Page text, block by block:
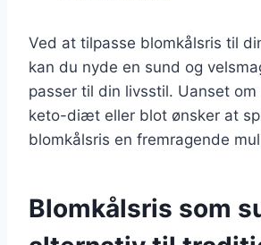
Ved at tilpasse blomkålsris til
kan du nyde en sund og
passer til din livsstil. Uanset om
keto-diæt eller blot ønsker at
blomkålsris en fremragende
Blomkålsris som